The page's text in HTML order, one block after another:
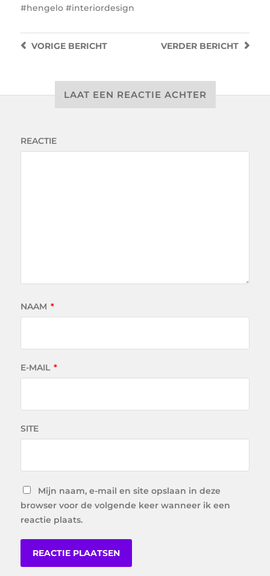
#hengelo #interiordesign
VERDER BERICHT
VORIGEBERICHT
LAAT EEN REACTIE ACHTER
REACTIE
NAAM *
E-MAIL *
SITE
Mijn naam, e-mail en site opslaan in deze
browser voor de volgende keer wanneer ik een
reactie plaats.